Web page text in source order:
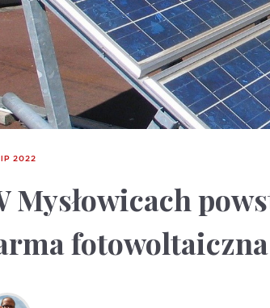
2022
Mysłowicach
fotowoltaiczna